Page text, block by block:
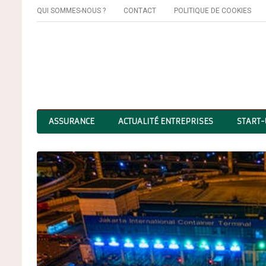
QUI SOMMES-NOUS ? CONTACT POLITIQUE DE COOKIES
ASSURANCE ACTUALITÉ ENTREPRISES